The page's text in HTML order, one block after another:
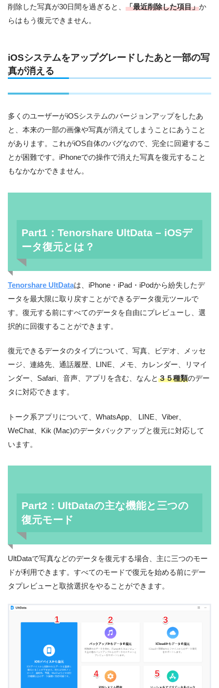
削除した写真が30日間を過ぎると、 「最近削除した項目」か
らはもう復元できません。
iOSシステムをアップグレードしたあと一部の写
真が消える
多くのユーザーがiOSシステムのバージョンアップをしたあ
と、本来の一部の画像や写真が消えてしまうことにあうこと
があります。これがiOS自体のバグなので、完全に回避するこ
とが困難です。iPhoneでの操作で消えた写真を復元すること
もなかなかできません。
Part1：Tenorshare UltData – iOSデ
ータ復元とは？
Tenorshare UltDataは、iPhone・iPad・iPodから紛失したデ
ータを最大限に取り戻すことができるデータ復元ツールで
す。復元する前にすべてのデータを自由にプレビューし、選
択的に回復することができます。
復元できるデータのタイプについて、写真、ビデオ、メッセ
ージ、連絡先、通話履歴、LINE、メモ、カレンダー、リマイ
ンダー、Safari、音声、アプリを含む、なんと３５種類のデー
タに対応できます。
トーク系アプリについて、WhatsApp、 LINE、Viber、
WeChat、Kik (Mac)のデータバックアップと復元に対応して
います。
Part2：UltDataの主な機能と三つの
復元モード
UltDataで写真などのデータを復元する場合、主に三つのモー
ドが利用できます。すべてのモードで復元を始める前にデー
タプレビューと取捨選択をやることができます。